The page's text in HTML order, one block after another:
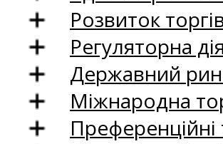
Розвиток
Регуляторна
Державний
Міжнародна
Преференційні